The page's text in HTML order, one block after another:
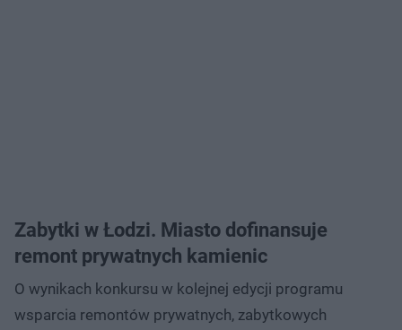
Zabytki w Łodzi. Miasto dofinansuje
remont prywatnych kamienic
O wynikach konkursu w kolejnej edycji programu
wsparcia remontów prywatnych, zabytkowych